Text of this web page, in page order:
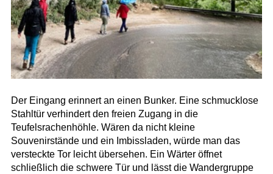
Der Eingang erinnert an einen Bunker. Eine schmucklose
Stahltür verhindert den freien Zugang in die
Teufelsrachenhöhle. Wären da nicht kleine
Souvenirstände und ein Imbissladen, würde man das
versteckte Tor leicht übersehen. Ein Wärter öffnet
schließlich die schwere Tür und lässt die Wandergruppe